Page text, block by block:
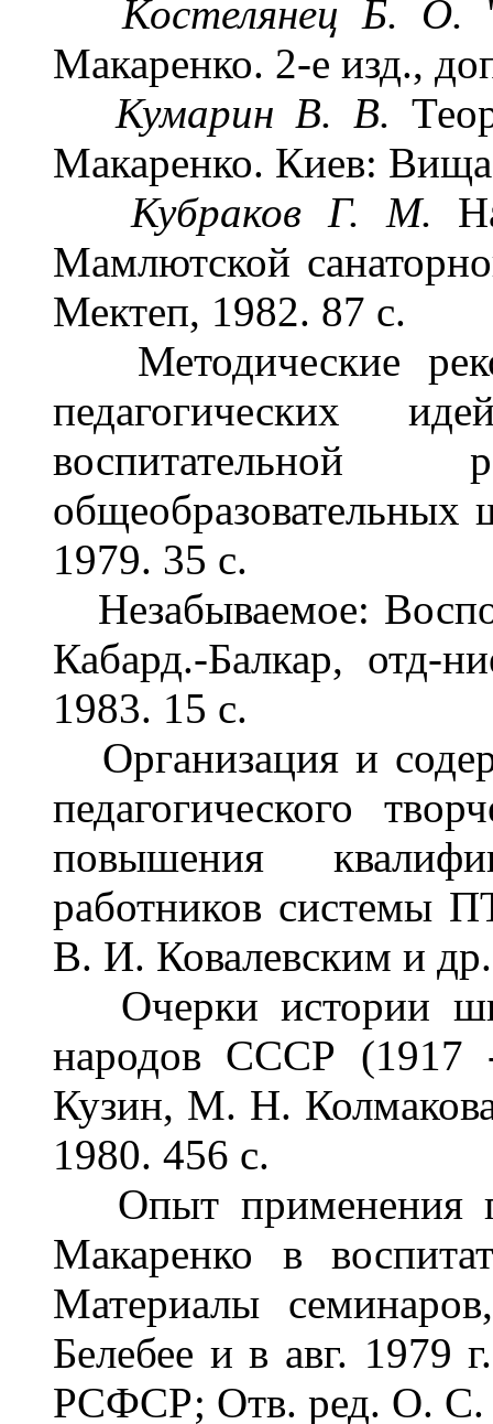
Костелянец Б. О.
Макаренко. 2-е изд.,
Кумарин В. В.
Макаренко. Киев:
Кубраков Г. М.
Мамлютской
Мектеп, 1982. 87 с.
Методические
1979. 35 с.
Незабываемое:
Кабард.-Балкар, отд-
1983. 15 с.
Организация и
педагогического
повышения
работников системы
В. И. Ковалевским и
Очерки истории
народов СССР
Кузин, М. Н.
1980. 456 с.
Опыт применения
Макаренко в
Материалы
Белебее и в авг. 1979
РСФСР; Отв. ред. О. С.